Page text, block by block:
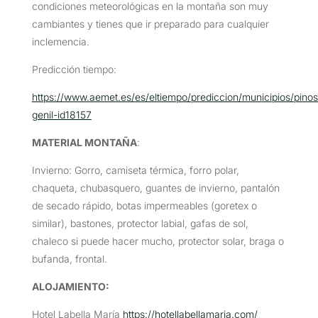
condiciones meteorológicas en la montaña son muy
cambiantes y tienes que ir preparado para cualquier
inclemencia.
Predicción tiempo:
https://www.aemet.es/es/eltiempo/prediccion/municipios/
genil-id18157
MATERIAL MONTAÑA:
Invierno: Gorro, camiseta térmica, forro polar,
chaqueta, chubasquero, guantes de invierno, pantalón
de secado rápido, botas impermeables (goretex o
similar), bastones, protector labial, gafas de sol,
chaleco si puede hacer mucho, protector solar, braga o
bufanda, frontal.
ALOJAMIENTO:
Hotel Labella María https://hotellabellamaria.com/